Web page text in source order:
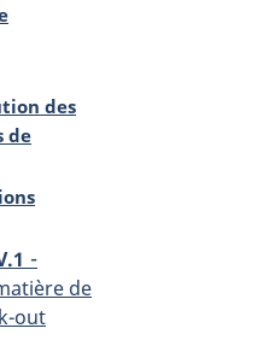
des
de
-
de
out